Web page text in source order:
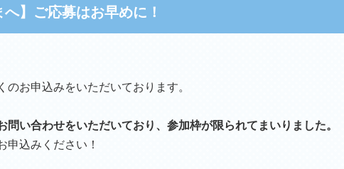
へ】ご応募はお早めに！
お申込みをいただいております。
い合わせをいただいており、 参加枠が限られてまいりました。
申込みください！